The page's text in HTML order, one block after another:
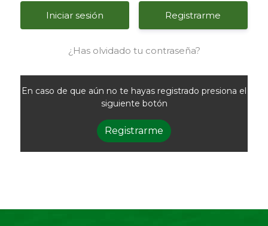
Registrarme
¿Has olvidado tu contraseña?
En caso de que aún no te hayas registrado presiona el
siguiente botón
Registrarme